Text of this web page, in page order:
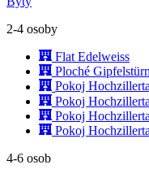
2-4 osoby
Flat Edelweiss
Ploché
Pokoj
Pokoj
Pokoj
Pokoj
4-6 osob